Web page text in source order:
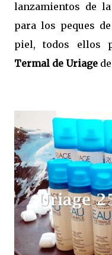
lanzamientos de
para los peques
piel, todos ellos
Termal de Uriage